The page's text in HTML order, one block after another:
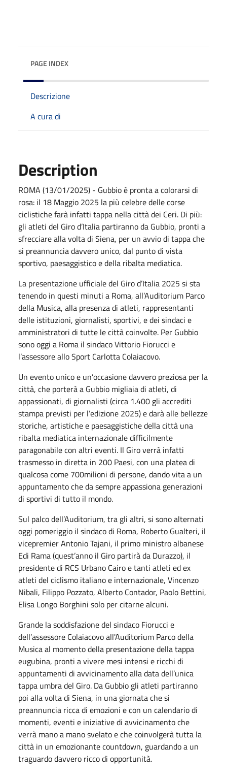
PAGE INDEX
Descrizione
A cura di
Description
ROMA (13/01/2025) - Gubbio è pronta a colorarsi di
rosa: il 18 Maggio 2025 la più celebre delle corse
ciclistiche farà infatti tappa nella città dei Ceri. Di più:
gli atleti del Giro d’Italia partiranno da Gubbio, pronti a
sfrecciare alla volta di Siena, per un avvio di tappa che
si preannuncia davvero unico, dal punto di vista
sportivo, paesaggistico e della ribalta mediatica.
La presentazione ufficiale del Giro d’Italia 2025 si sta
tenendo in questi minuti a Roma, all’Auditorium Parco
della Musica, alla presenza di atleti, rappresentanti
delle istituzioni, giornalisti, sportivi, e dei sindaci e
amministratori di tutte le città coinvolte. Per Gubbio
sono oggi a Roma il sindaco Vittorio Fiorucci e
l’assessore allo Sport Carlotta Colaiacovo.
Un evento unico e un’occasione davvero preziosa per la
città, che porterà a Gubbio migliaia di atleti, di
appassionati, di giornalisti (circa 1.400 gli accrediti
stampa previsti per l’edizione 2025) e darà alle bellezze
storiche, artistiche e paesaggistiche della città una
ribalta mediatica internazionale difficilmente
paragonabile con altri eventi. Il Giro verrà infatti
trasmesso in diretta in 200 Paesi, con una platea di
qualcosa come 700milioni di persone, dando vita a un
appuntamento che da sempre appassiona generazioni
di sportivi di tutto il mondo.
Sul palco dell’Auditorium, tra gli altri, si sono alternati
oggi pomeriggio il sindaco di Roma, Roberto Gualteri, il
vicepremier Antonio Tajani, il primo ministro albanese
Edi Rama (quest’anno il Giro partirà da Durazzo), il
presidente di RCS Urbano Cairo e tanti atleti ed ex
atleti del ciclismo italiano e internazionale, Vincenzo
Nibali, Filippo Pozzato, Alberto Contador, Paolo Bettini,
Elisa Longo Borghini solo per citarne alcuni.
Grande la soddisfazione del sindaco Fiorucci e
dell’assessore Colaiacovo all'Auditorium Parco della
Musica al momento della presentazione della tappa
eugubina, pronti a vivere mesi intensi e ricchi di
appuntamenti di avvicinamento alla data dell’unica
tappa umbra del Giro. Da Gubbio gli atleti partiranno
poi alla volta di Siena, in una giornata che si
preannuncia ricca di emozioni e con un calendario di
momenti, eventi e iniziative di avvicinamento che
verrà mano a mano svelato e che coinvolgerà tutta la
città in un emozionante countdown, guardando a un
traguardo davvero ricco di opportunità.